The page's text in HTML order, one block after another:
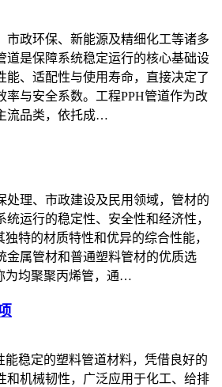
市政环保、新能源及精细化工等诸多
道是保障系统稳定运行的核心基础设
能、适配性与使用寿命，直接决定了
率与安全系数。工程PPH管道作为改
流品类，依托成…
处理、市政建设及民用领域，管材的
统运行的稳定性、安全性和经济性，
独特的材质特性和优异的综合性能，
金属管材和普通塑料管材的优质选
为均聚聚丙烯管，通…
能稳定的塑料管道材料，凭借良好的
和机械韧性，广泛应用于化工、给排